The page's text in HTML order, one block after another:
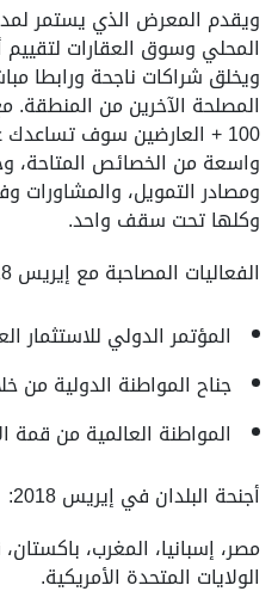
المحلي وسوق العقارات لتقييم
ويخلق شراكات ناجحة ورابطا
100 + العارضين سوف
واسعة من الخصائص المتاحة،
ومصادر التمويل، والمشاورات
وكلها تحت سقف واحد.
الفعاليات المصاحبة مع إيريس 2018:
المؤتمر الدولي للاستثمار
جناح المواطنة الدولية من
المواطنة العالمية من قمة
أجنحة البلدان في إيريس 2018:
مصر، إسبانيا، المغرب،
الولايات المتحدة الأمريكية.